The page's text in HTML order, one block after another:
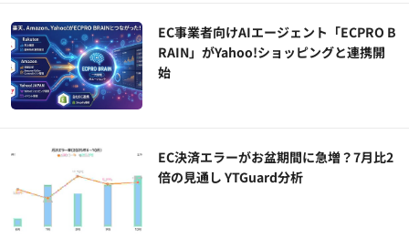
EC事業者向けAIエージェント「ECPRO B
RAIN」がYahoo!ショッピングと連携開
始
EC決済エラーがお盆期間に急増？7月比2
倍の見通し YTGuard分析